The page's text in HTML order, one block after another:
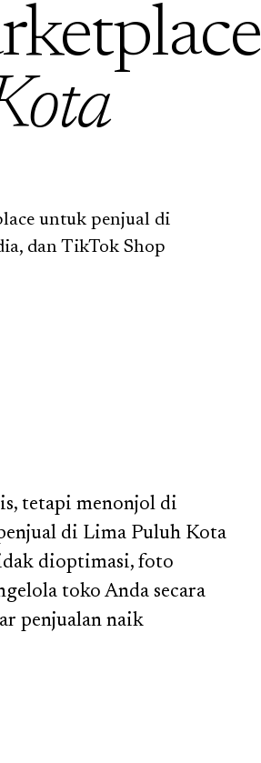
untuk penjual di
dan TikTok Shop
tetapi menonjol di
di Lima Puluh Kota
dioptimasi, foto
toko Anda secara
penjualan naik